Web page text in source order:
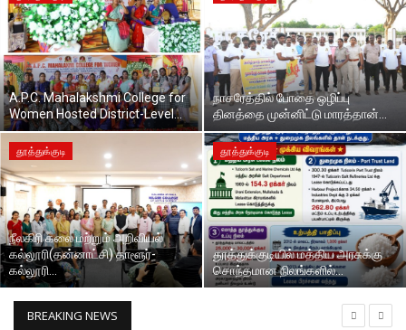
அரசியல்
A.P.C. Mahalakshmi College for
Women Hosted District-Level...
நாசரேத்தில் போதை ஒழிப்பு
தினத்தை முன்னிட்டு மாரத்தான்...
தூத்துக்குடி
நீலகிரி கலை மற்றும் அறிவியல்
கல்லூரி(தன்னாட்சி) தாளூர்-
கல்லூரி...
தூத்துக்குடி
தூத்துக்குடியில் மத்திய அரசுக்கு
சொந்தமான நிலங்களில்...
BREAKING NEWS